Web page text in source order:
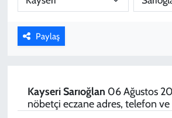
Paylaş
Kayseri Sarıoğlan 06 Ağustos
nöbetçi eczane adres, telefon ve